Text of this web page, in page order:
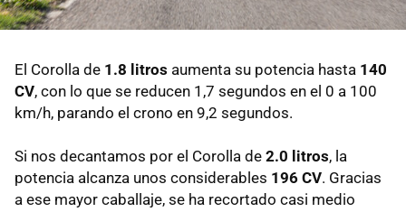
El Corolla de 1.8 litros aumenta su potencia hasta 140
CV, con lo que se reducen 1,7 segundos en el 0 a 100
km/h, parando el crono en 9,2 segundos.
Si nos decantamos por el Corolla de 2.0 litros, la
potencia alcanza unos considerables 196 CV. Gracias
a ese mayor caballaje, se ha recortado casi medio